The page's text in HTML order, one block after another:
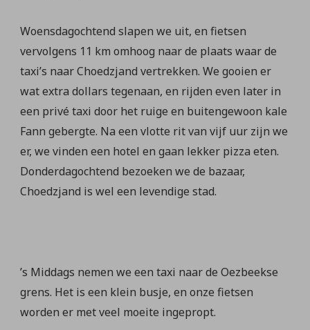
Woensdagochtend slapen we uit, en fietsen
vervolgens 11 km omhoog naar de plaats waar de
taxi’s naar Choedzjand vertrekken. We gooien er
wat extra dollars tegenaan, en rijden even later in
een privé taxi door het ruige en buitengewoon kale
Fann gebergte. Na een vlotte rit van vijf uur zijn we
er, we vinden een hotel en gaan lekker pizza eten.
Donderdagochtend bezoeken we de bazaar,
Choedzjand is wel een levendige stad.
’s Middags nemen we een taxi naar de Oezbeekse
grens. Het is een klein busje, en onze fietsen
worden er met veel moeite ingepropt.